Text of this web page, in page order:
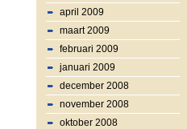
april 2009
maart 2009
februari 2009
januari 2009
december 2008
november 2008
oktober 2008